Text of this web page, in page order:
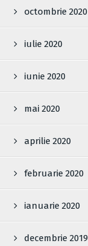
octombrie 2020
iulie 2020
iunie 2020
mai 2020
aprilie 2020
februarie 2020
ianuarie 2020
decembrie 2019